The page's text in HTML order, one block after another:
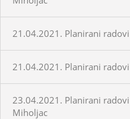
21.04.2021. Planirani
21.04.2021. Planirani
23.04.2021. Planirani
Miholjac